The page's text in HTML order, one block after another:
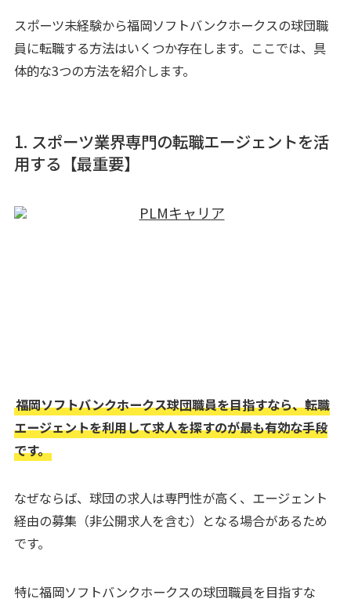
スポーツ未経験から福岡ソフトバンクホークスの球団職
員に転職する方法はいくつか存在します。ここでは、具
体的な3つの方法を紹介します。
1. スポーツ業界専門の転職エージェントを活
用する【最重要】
福岡ソフトバンクホークス球団職員を目指すなら、転職
エージェントを利用して求人を探すのが最も有効な手段
です。
なぜならば、球団の求人は専門性が高く、エージェント
経由の募集（非公開求人を含む）となる場合があるため
です。
特に福岡ソフトバンクホークスの球団職員を目指すな